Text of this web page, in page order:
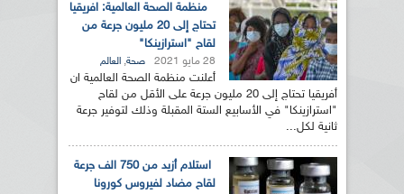
منظمة الصحة العالمية: افريقيا
تحتاج إلى 20 مليون جرعة من
لقاح "استرازينكا"
28 مايو 2021 صحة, العالم
أعلنت منظمة الصحة العالمية ان
أفريقيا تحتاج إلى 20 مليون جرعة على الأقل من لقاح
"استرازينكا" في الأسابيع الستة المقبلة وذلك لتوفير جرعة
ثانية لكل...
استلام أزيد من 750 الف جرعة
لقاح مضاد لفيروس كورونا